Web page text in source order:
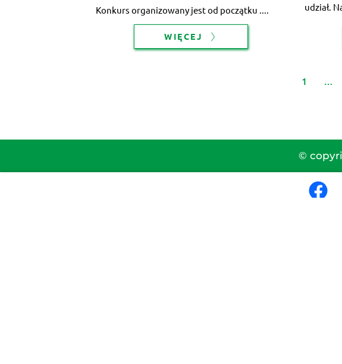
Konkurs organizowany jest od początku ....
WIĘCEJ
udział.
1 …
©